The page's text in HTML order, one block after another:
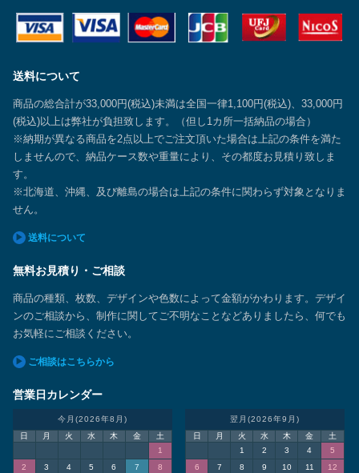
送料について
商品の総合計が33,000円(税込)未満は全国一律1,100円(税込)、33,000円
(税込)以上は弊社が負担致します。（但し1カ所一括納品の場合）
※納期が異なる商品を2点以上でご注文頂いた場合は上記の条件を満た
しませんので、納品ケース数や重量により、その都度お見積り致しま
す。
※北海道、沖縄、及び離島の場合は上記の条件に関わらず対象となりま
せん。
送料について
無料お見積り・ご相談
商品の種類、枚数、デザインや色数によって金額がかわります。デザイ
ンのご相談から、制作に関してご不明なことなどありましたら、何でも
お気軽にご相談ください。
ご相談はこちらから
営業日カレンダー
今月(2026年8月)
日
月 火 水 木 金
土
1
2
3 4 5 6 7
8
翌月(2026年9月)
日
月 火 水 木 金
土
1
2 3 4
5
6
7 8 9 10 11
12